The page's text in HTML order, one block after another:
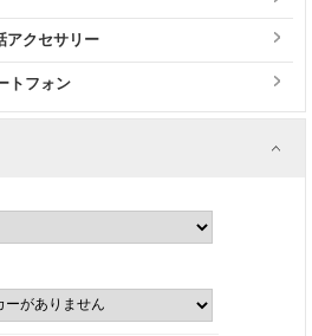
アクセサリー
トフォン